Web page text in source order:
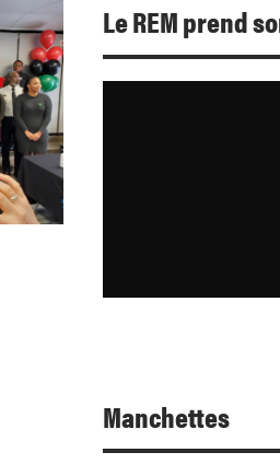
Le REM prend
Manchettes